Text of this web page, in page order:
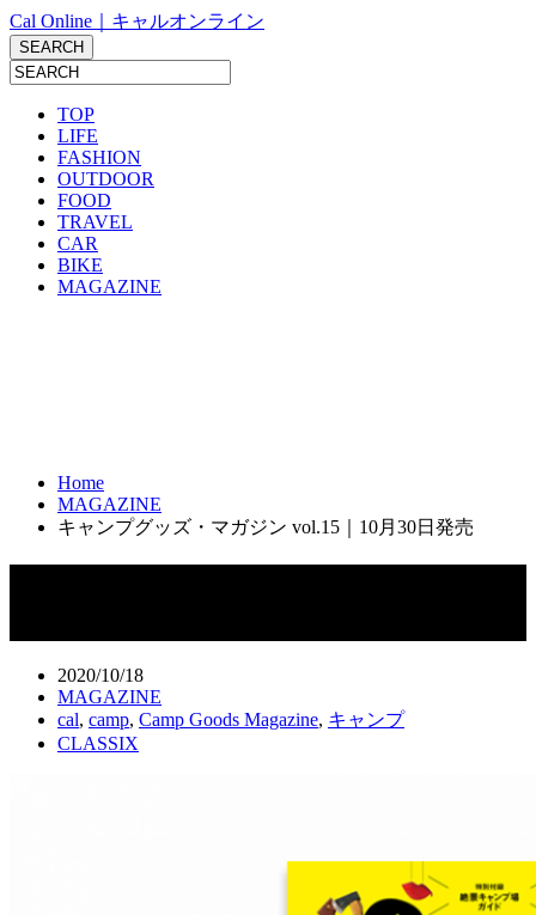
Cal Online｜キャルオンライン
TOP
LIFE
FASHION
OUTDOOR
FOOD
TRAVEL
CAR
BIKE
MAGAZINE
Home
MAGAZINE
キャンプグッズ・マガジン vol.15｜10月30日発売
2020/10/18
MAGAZINE
cal, camp, Camp Goods Magazine, キャンプ
CLASSIX